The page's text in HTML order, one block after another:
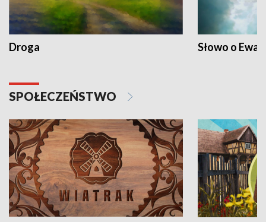
Droga Słowo o
SPOŁECZEŃSTWO